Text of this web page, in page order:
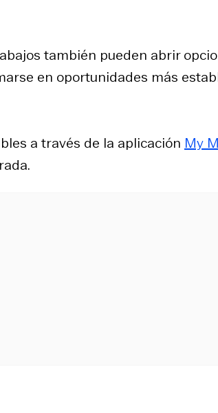
también pueden abrir
en oportunidades más
a través de la aplicación My